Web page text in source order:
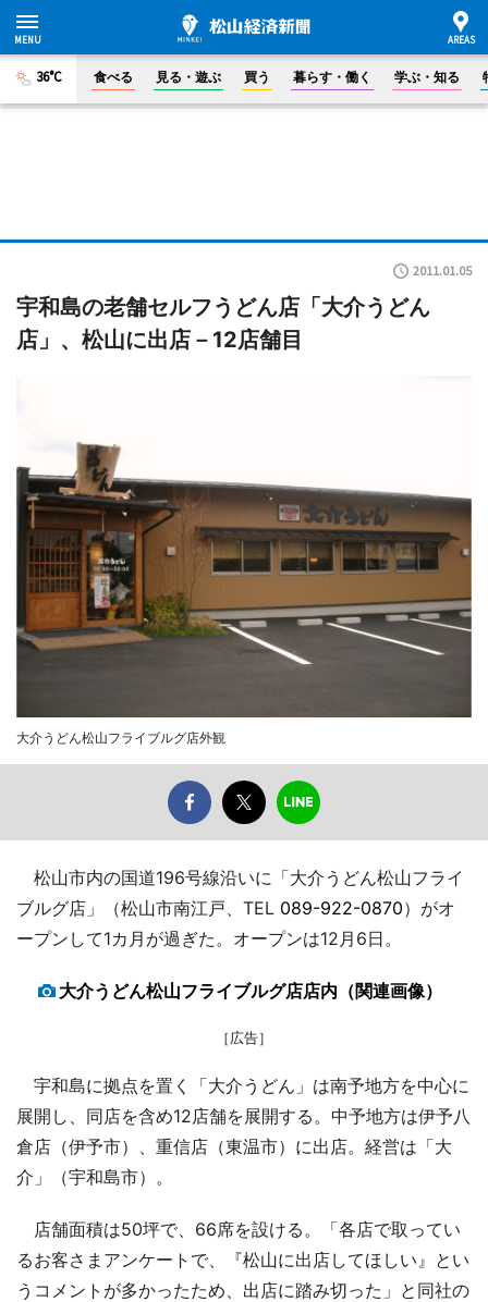
36°C 食べる 見る・遊ぶ 買う 暮らす・働く 学ぶ・知る
2011.01.05
宇和島の老舗セルフうどん店「大介うどん
店」、松山に出店－12店舗目
大介うどん松山フライブルグ店外観
松山市内の国道196号線沿いに「大介うどん松山フライ
ブルグ店」（松山市南江戸、TEL 089-922-0870）がオ
ープンして1カ月が過ぎた。オープンは12月6日。
大介うどん松山フライブルグ店店内（関連画像）
［広告］
宇和島に拠点を置く「大介うどん」は南予地方を中心に
展開し、同店を含め12店舗を展開する。中予地方は伊予八
倉店（伊予市）、重信店（東温市）に出店。経営は「大
介」（宇和島市）。
店舗面積は50坪で、66席を設ける。「各店で取ってい
るお客さまアンケートで、『松山に出店してほしい』とい
うコメントが多かったため、出店に踏み切った」と同社の